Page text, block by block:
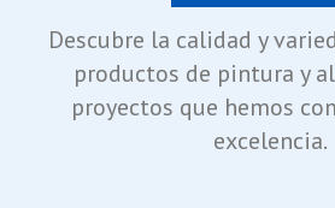
Descubre la calidad y
productos de pintura y
proyectos que hemos
excelencia.